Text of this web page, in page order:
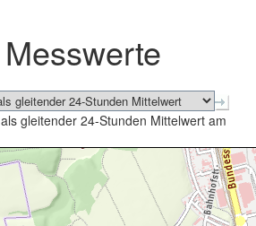
schließen
gleitender 24-Stunden Mittelwert am